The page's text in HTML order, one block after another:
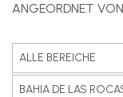
ANGEORDNET VON
ALLE BEREICHE
BAHIA DE LAS